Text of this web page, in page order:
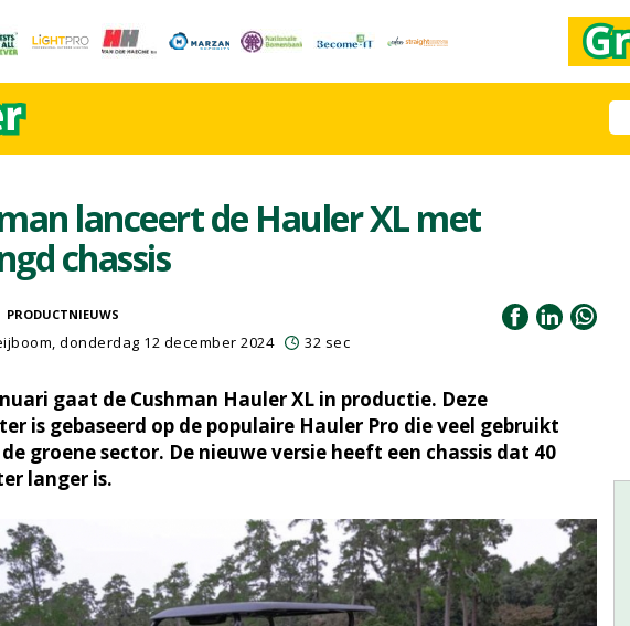
lanceert de Hauler XL met
chassis
PRODUCTNIEUWS
, donderdag 12 december 2024 32 sec
gaat de Cushman Hauler XL in productie. Deze
is gebaseerd op de populaire Hauler Pro die veel gebruikt
groene sector. De nieuwe versie heeft een chassis dat 40
langer is.